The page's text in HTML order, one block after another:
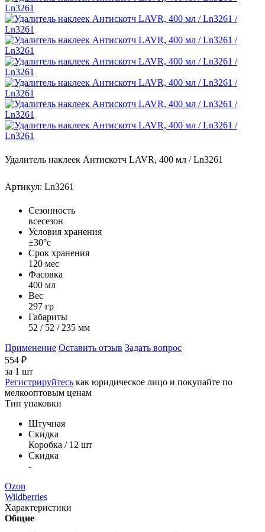
Удалитель наклеек Антискотч LAVR, 400 мл / Ln3261
Артикул: Ln3261
Сезонность
всесезон
Условия хранения
±30°с
Срок хранения
120 мес
Фасовка
400 мл
Вес
297 гр
Габариты
52 / 52 / 235 мм
Применение Оставить отзыв Задать вопрос
554 ₽
за 1 шт
Регистрируйтесь как юридическое лицо и покупайте по
мелкооптовым ценам
Тип упаковки
Штучная
Скидка
Коробка / 12 шт
Скидка
-
Ozon
Wildberries
Характеристики
Общие